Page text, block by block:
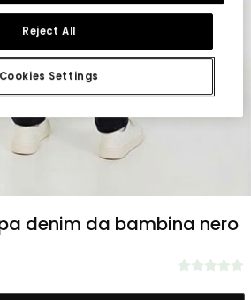
denim da bambina nero
Cookies Settings
Reject All